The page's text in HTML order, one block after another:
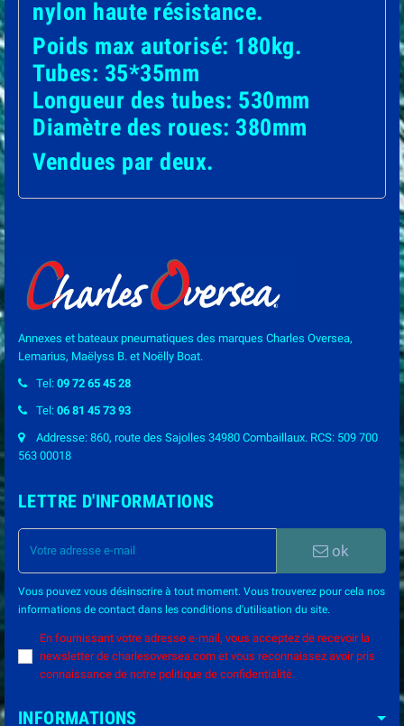
nylon haute résistance.
Poids max autorisé: 180kg.
Tubes: 35*35mm
Longueur des tubes: 530mm
Diamètre des roues: 380mm
Vendues par deux.
Annexes et bateaux pneumatiques des marques Charles Oversea,
Lemarius, Maëlyss B. et Noëlly Boat.
Tel: 09 72 65 45 28
Tel: 06 81 45 73 93
Addresse: 860, route des Sajolles 34980 Combaillaux. RCS: 509 700
563 00018
LETTRE D'INFORMATIONS
ok
Vous pouvez vous désinscrire à tout moment. Vous trouverez pour cela nos
informations de contact dans les conditions d'utilisation du site.
En fournissant votre adresse e-mail, vous acceptez de recevoir la
newsletter de charlesoversea.com et vous reconnaissez avoir pris
connaissance de notre politique de confidentialité.
INFORMATIONS